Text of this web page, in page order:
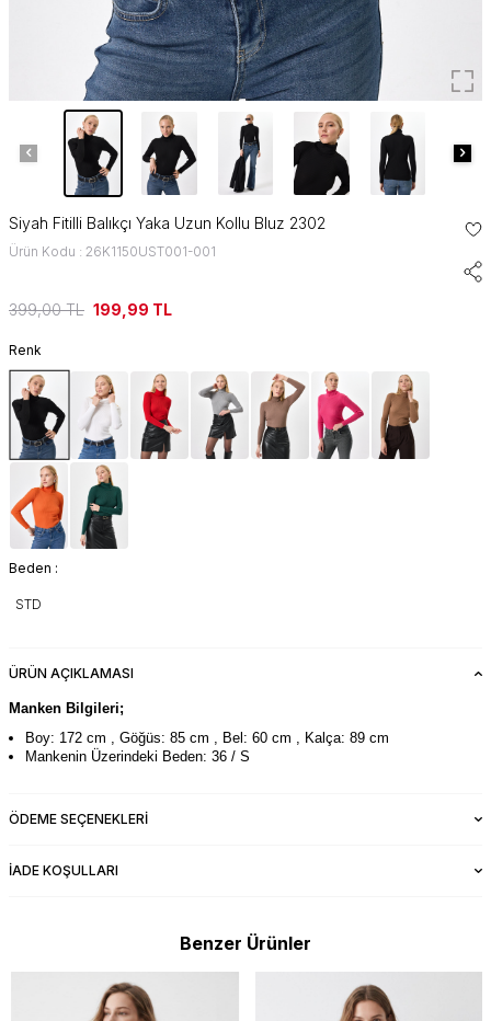
Siyah Fitilli Balıkçı Yaka Uzun Kollu Bluz 2302
Ürün Kodu : 26K1150UST001-001
399,00TL 199,99 TL
Renk
Beden :
STD
ÜRÜN AÇIKLAMASI
Manken Bilgileri;
Boy: 172 cm , Göğüs: 85 cm , Bel: 60 cm , Kalça: 89 cm
Mankenin Üzerindeki Beden: 36 / S
ÖDEME SEÇENEKLERI
İADE KOŞULLARI
Benzer Ürünler